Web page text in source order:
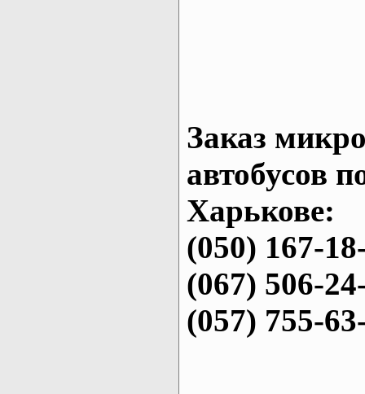
Заказ
автобусов
Харькове:
(050) 167-
(067) 506-
(057) 755-